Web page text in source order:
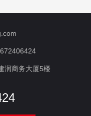
润商务大厦5楼